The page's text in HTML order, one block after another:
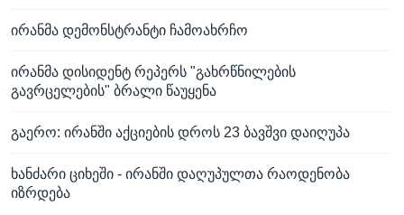
ირანმა დემონსტრანტი ჩამოახრჩო
ირანმა დისიდენტ რეპერს "გახრწნილების
გავრცელების" ბრალი წაუყენა
გაერო: ირანში აქციების დროს 23 ბავშვი დაიღუპა
ხანძარი ციხეში - ირანში დაღუპულთა რაოდენობა
იზრდება